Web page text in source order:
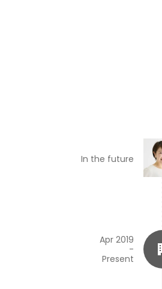
In the future
Apr 2019
-
Present